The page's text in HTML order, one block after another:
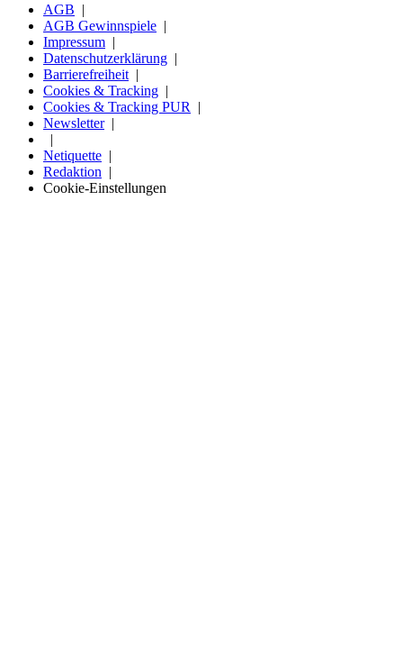
AGB
AGB Gewinnspiele
Impressum
Datenschutzerklärung
Barrierefreiheit
Cookies & Tracking
Cookies & Tracking PUR
Newsletter
Netiquette
Redaktion
Cookie-Einstellungen